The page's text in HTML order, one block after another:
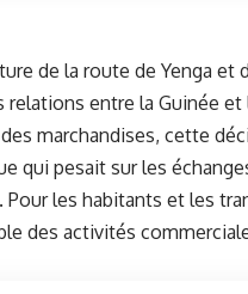
de la route de Yenga et
entre la Guinée et
marchandises, cette
qui pesait sur les
les habitants et les
des activités